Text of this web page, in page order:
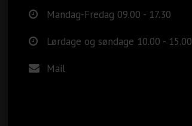
Mandag-Fredag 09.00 - 17.30
Lørdage og søndage 10.00 - 15.00
Mail